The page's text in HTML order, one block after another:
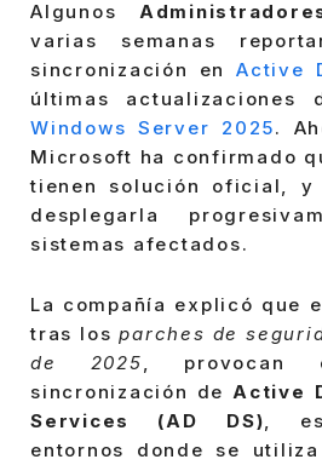
Algunos
varias semanas
sincronización enActive
últimas actualizaciones
Windows Server 2025.
Microsoft ha confirmado
tienen solución oficial, y
desplegarla
sistemas afectados.
La compañía explicó que
tras losparches de
de 2025, provocan
sincronización deActive
Services (AD DS),
entornos donde se utiliza